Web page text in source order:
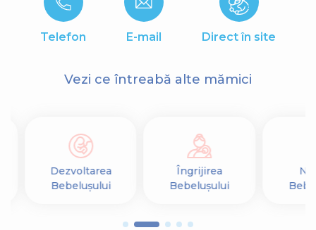
Telefon E-mail Direct în site
Vezi ce întreabă alte mămici
Dezvoltarea
Bebelușului
Îngrijirea
Bebelușului